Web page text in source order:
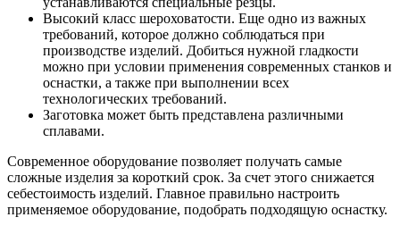
Высокий класс шероховатости. Еще одно из важных
требований, которое должно соблюдаться при
производстве изделий. Добиться нужной гладкости
можно при условии применения современных станков и
оснастки, а также при выполнении всех
технологических требований.
Заготовка может быть представлена различными
сплавами.
Современное оборудование позволяет получать самые
сложные изделия за короткий срок. За счет этого снижается
себестоимость изделий. Главное правильно настроить
применяемое оборудование, подобрать подходящую оснастку.